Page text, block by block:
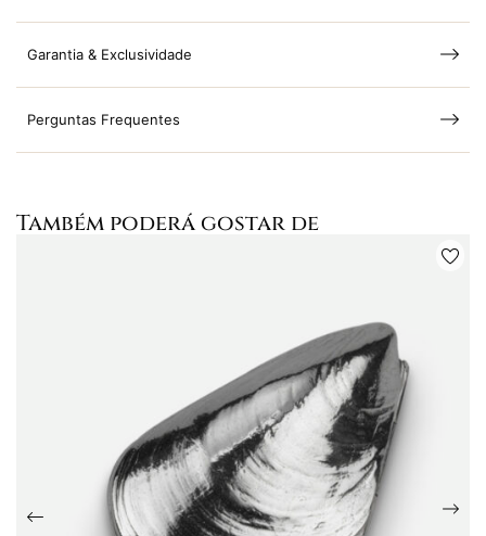
Garantia & Exclusividade
Perguntas Frequentes
Também poderá gostar de